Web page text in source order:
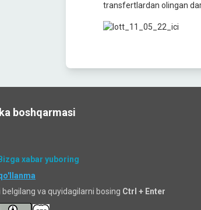
transfertlardan olingan
boshqarmasi
Bizga xabar yuboring
va quyidagilarni bosing Ctrl + Enter